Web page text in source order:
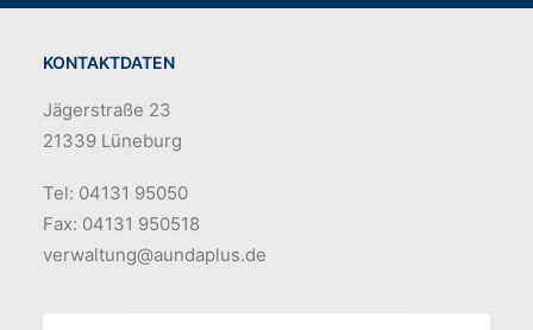
KONTAKTDATEN
Jägerstraße 23
21339 Lüneburg
Tel: 04131 95050
Fax: 04131 950518
verwaltung@aundaplus.de